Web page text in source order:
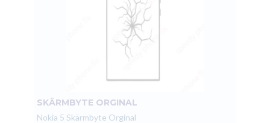
SKÄRMBYTE ORGINAL
Nokia 5 Skärmbyte Orginal